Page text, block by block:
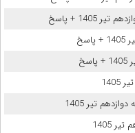
+ پاسخ
1405